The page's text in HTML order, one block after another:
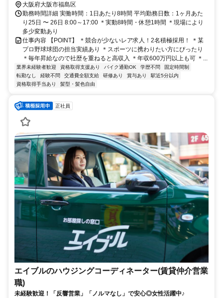
大阪府大阪市福島区
勤務時間詳細 実働時間：1日あたり8時間 平均勤務日数：1ヶ月あた
り25日 〜 26日 8:00～17:00 ＊実動8時間・休憩1時間 ＊現場により
多少変動あり
仕事内容 【POINT】 ＊競合が少ないレア求人！2名積極採用！ ＊某
プロ野球球団の担当実績あり ＊スポーツに携わりたい方にぴったり
＊毎年昇給なので社歴を重ねると高収入 ＊年収600万円以上も可 ＊...
業界未経験者歓迎 資格取得支援あり バイク通勤OK 学歴不問
固定時間制
転勤なし
経験不問 交通費全額支給 研修あり 賞与あり
駅近5分以内
資格取得手当あり
髪型・髪色自由
正社員
エイブルのハウジングコーディネーター(賃貸仲介営業
職)
未経験歓迎！「反響営業」「ノルマなし」で安心◎女性活躍中♪